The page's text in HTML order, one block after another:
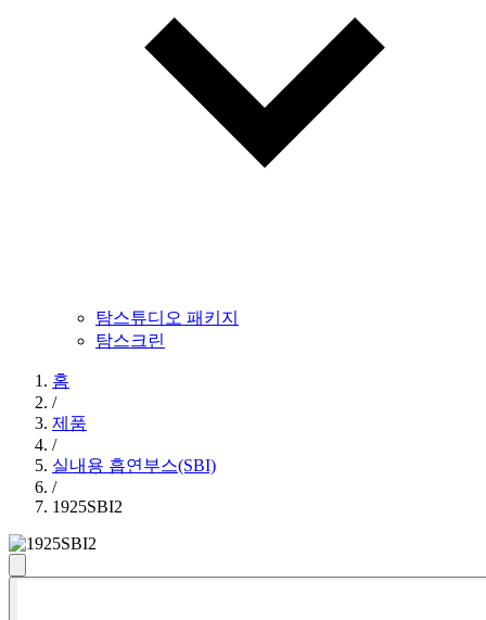
탐스튜디오 패키지
탐스크린
홈
/
제품
/
실내용 흡연부스(SBI)
/
1925SBI2